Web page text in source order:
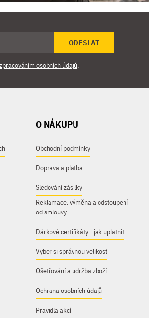
ODESLAT
zpracováním osobních údajů.
O NÁKUPU
Obchodní podmínky
Doprava a platba
Sledování zásilky
Reklamace, výměna a odstoupení
od smlouvy
Dárkové certifikáty - jak uplatnit
Vyber si správnou velikost
Ošetřování a údržba zboží
Ochrana osobních údajů
Pravidla akcí